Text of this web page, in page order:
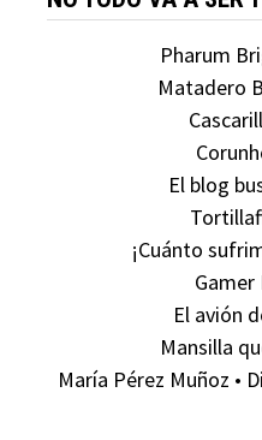
Pharum
Matadero
El blog
¡Cuánto
Gamer
El avión
Mansilla
María Pérez Muñoz •